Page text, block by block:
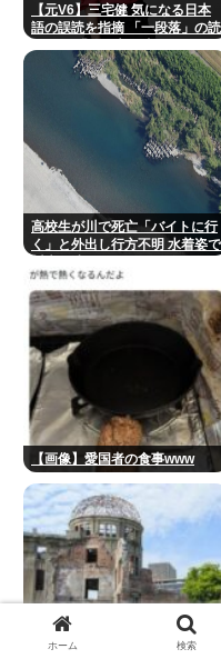
【元V6】三宅健 気になる日本
語の誤読を指摘 「一段落」の読
よなとか」
高校生が川で死亡「バイトに行
く」と外出し行方不明 水着姿で
【画像】愛国者の食事www
ホーム 検索